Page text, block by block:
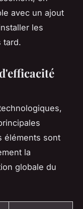
avec un ajout
les
tard.
éléments sont
la
globale du